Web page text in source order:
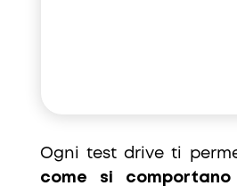
Ogni test drive ti
come si